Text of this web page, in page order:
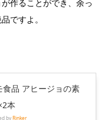
作ることができ、余っ
ですよ。
食品 アヒージョの素
本
byRinker